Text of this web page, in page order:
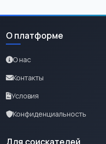
О платформе
О нас
Контакты
Условия
Конфиденциальность
Для соискателей